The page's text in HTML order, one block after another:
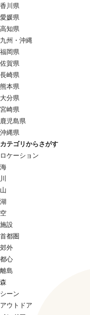
香川県
愛媛県
高知県
九州・沖縄
福岡県
佐賀県
長崎県
熊本県
大分県
宮崎県
鹿児島県
沖縄県
カテゴリからさがす
ロケーション
海
川
山
湖
空
施設
首都圏
郊外
都心
離島
森
シーン
アウトドア